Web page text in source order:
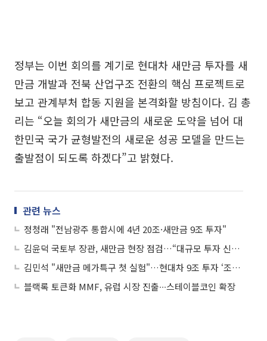
정부는 이번 회의를 계기로 현대차 새만금 투자를 새
만금 개발과 전북 산업구조 전환의 핵심 프로젝트로
보고 관계부처 합동 지원을 본격화할 방침이다. 김 총
리는 “오늘 회의가 새만금의 새로운 도약을 넘어 대
한민국 국가 균형발전의 새로운 성공 모델을 만드는
출발점이 되도록 하겠다”고 밝혔다.
관련 뉴스
정청래 "전남광주 통합시에 4년 20조·새만금 9조 투자"
김윤덕 국토부 장관, 새만금 현장 점검…“대규모 투자 신속 추진”
김민석 "새만금 메가특구 첫 실험"…현대차 9조 투자 ‘조기 가시화’
블랙록 토큰화 MMF, 유럽 시장 진출∙∙∙스테이블코인 확장